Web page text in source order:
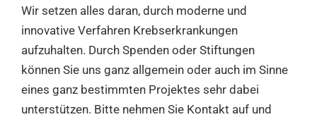
Wir setzen alles daran, durch moderne und
innovative Verfahren Krebserkrankungen
aufzuhalten. Durch Spenden oder Stiftungen
können Sie uns ganz allgemein oder auch im Sinne
eines ganz bestimmten Projektes sehr dabei
unterstützen. Bitte nehmen Sie Kontakt auf und